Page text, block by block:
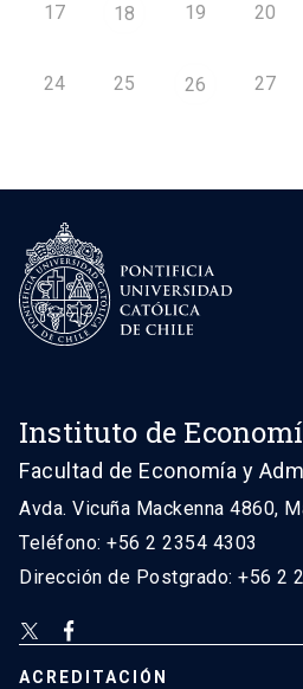
17 18 19 20
24 25 26 27
Instituto de
Facultad de Economía y
Avda. Vicuña Mackenna 4860,
Teléfono: +56 2 2354 4303
Dirección de Postgrado: +56 2
ACREDITACIÓN